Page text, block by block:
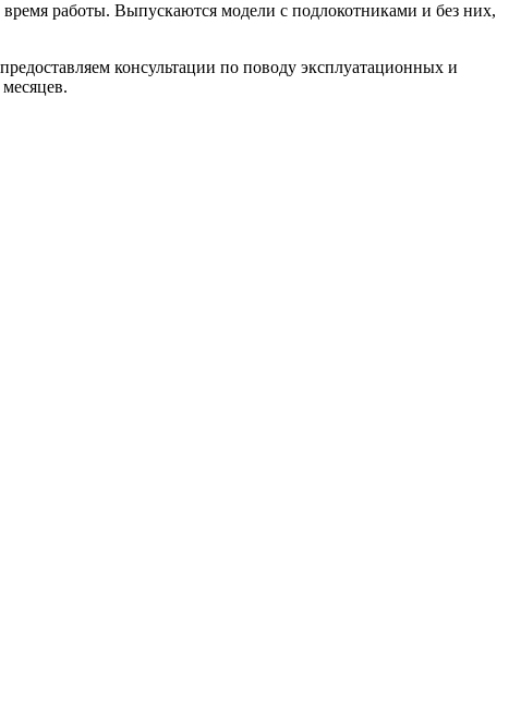
время работы. Выпускаются модели с подлокотниками и без них,
консультации по поводу эксплуатационных и